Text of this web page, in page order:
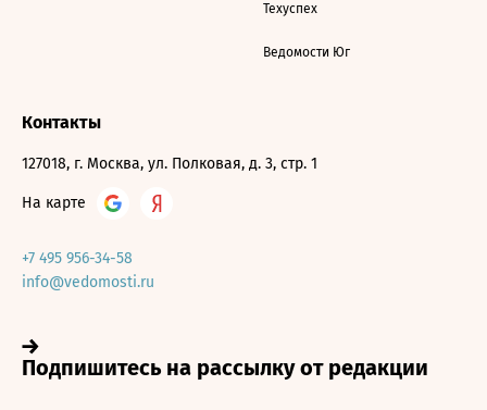
Техуспех
Ведомости Юг
Контакты
127018, г. Москва, ул. Полковая, д. 3, стр. 1
На карте
+7 495 956-34-58
info@vedomosti.ru